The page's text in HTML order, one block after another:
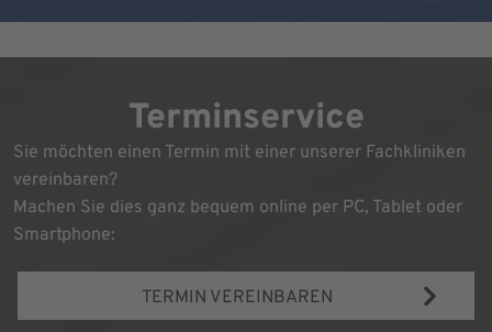
Terminservice
Sie möchten einen Termin mit einer unserer Fachkliniken
vereinbaren?
Machen Sie dies ganz bequem online per PC, Tablet oder
Smartphone:
TERMIN VEREINBAREN